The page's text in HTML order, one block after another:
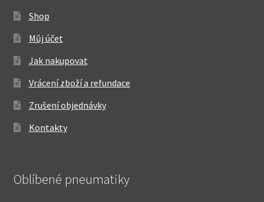
Shop
Můj účet
Jak nakupovat
Vrácení zboží a refundace
Zrušení objednávky
Kontakty
Oblíbené pneumatiky